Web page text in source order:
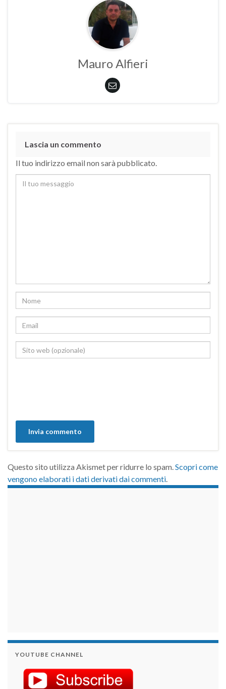
Mauro Alfieri
Lascia un commento
Il tuo indirizzo email non sarà pubblicato.
Questo sito utilizza Akismet per ridurre lo spam.Scopri come
vengono elaborati i dati derivati dai commenti.
YOUTUBE CHANNEL